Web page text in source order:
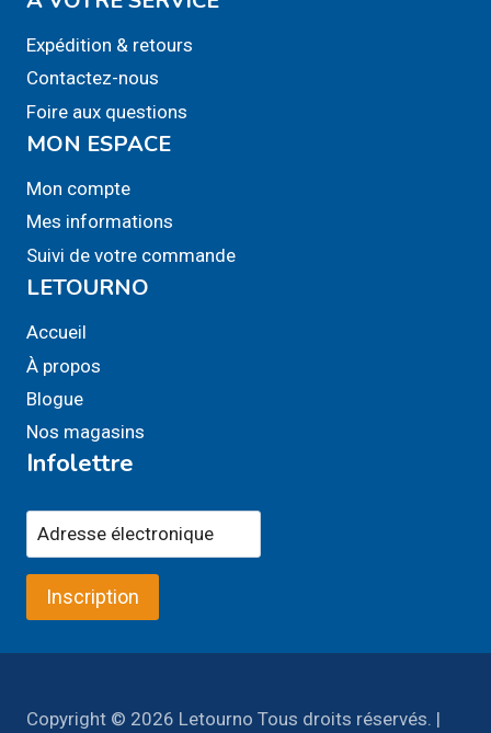
Expédition & retours
Contactez-nous
Foire aux questions
MON ESPACE
Mon compte
Mes informations
Suivi de votre commande
LETOURNO
Accueil
À propos
Blogue
Nos magasins
Infolettre
Inscription
Copyright © 2026 Letourno Tous droits réservés. |